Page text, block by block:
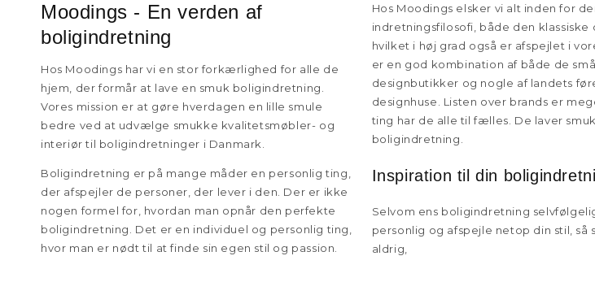
Moodings - En verden af
boligindretning
Hos Moodings har vi en stor forkærlighed for alle de
hjem, der formår at lave en smuk boligindretning.
Vores mission er at gøre hverdagen en lille smule
bedre ved at udvælge smukke kvalitetsmøbler- og
interiør til boligindretninger i Danmark.
Boligindretning er på mange måder en personlig ting,
der afspejler de personer, der lever i den. Der er ikke
nogen formel for, hvordan man opnår den perfekte
boligindretning. Det er en individuel og personlig ting,
hvor man er nødt til at finde sin egen stil og passion.
Hos Moodings elsker vi alt inden for
indretningsfilosofi, både den klassiske
hvilket i høj grad også er afspejlet i
er en god kombination af både de små
designbutikker og nogle af landets
designhuse. Listen over brands er
ting har de alle til fælles. De laver
boligindretning.
Inspiration til din
Selvom ens boligindretning
personlig og afspejle netop din stil, så
aldrig,